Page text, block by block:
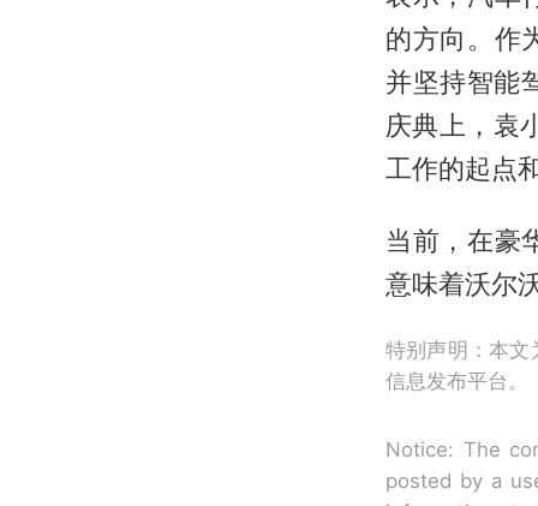
的方向。作
并坚持智能
庆典上，袁
工作的起点
当前，在豪
意味着沃尔
特别声明：本文
信息发布平台。
Notice: The
posted by a